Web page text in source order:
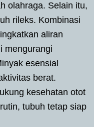
olahraga. Selain itu,
rileks. Kombinasi
aliran
mengurangi
esensial
berat.
kesehatan otot
tubuh tetap siap